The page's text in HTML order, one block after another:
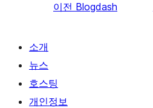
이전 Blogdash
소개
뉴스
호스팅
개인정보